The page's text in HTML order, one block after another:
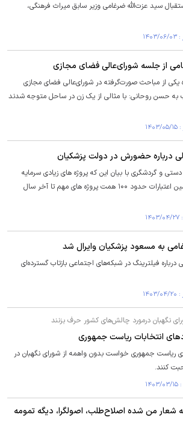
سید عزت‌الله ضرغامی وزیر سابق میراث فرهنگی،
از جلسه شورای‌عالی فضای مجازی
یکی از مباحث صورت‌گرفته در شورای‌عالی فضای مجازی
به حسن روحانی: با مثالی از یک زن در ساحل متوجه شدند
درباره حضورش در دولت پزشکیان
و گردشگری با بیان این که پروژه های زیادی سرمایه
گذاری شده است گفت: با تامین اعتبارات حدود ۱۰۰ همت پروژه های مهم تا آخر سال
به مسعود پزشکیان وایرال شد
فیلترینگ در شبکه‌های اجتماعی بازتاب گسترده‌ای
نگهبان درمورد چالش‌های کشور حرف بزنند
انتخابات ریاست جمهوری
ریاست جمهوری خواست بدون واهمه از شورای نگهبان در
کنند.
است که شعار من شده اصلاح‌طلب، اصولگرا، دیگه تمومه